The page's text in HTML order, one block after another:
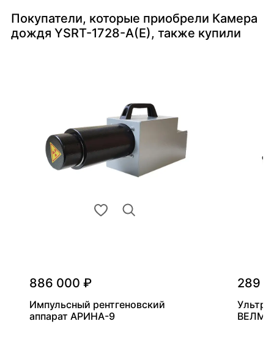
Покупатели, которые приобрели Камера
дождя YSRT-1728-A(E), также купили
886 000 ₽
Импульсный рентгеновский
аппарат АРИНА-9
289